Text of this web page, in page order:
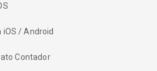
/ Android
Contador